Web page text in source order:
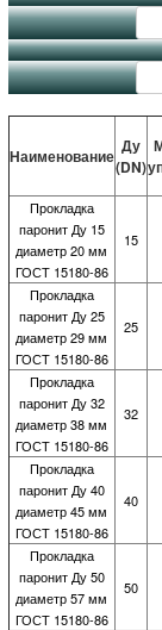
Наименование Ду
(DN)
Прокладка
паронит Ду 15
диаметр 20 мм
ГОСТ 15180-86
15
Прокладка
паронит Ду 25
диаметр 29 мм
ГОСТ 15180-86
25
Прокладка
паронит Ду 32
диаметр 38 мм
ГОСТ 15180-86
32
Прокладка
паронит Ду 40
диаметр 45 мм
ГОСТ 15180-86
40
Прокладка
паронит Ду 50
диаметр 57 мм
ГОСТ 15180-86
50